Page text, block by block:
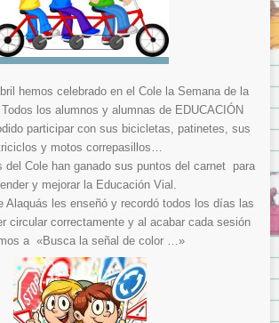
menjador.
a «Itaca Familia»
de Dades.
hemos celebrado en el Cole la Semana de la
los alumnos y alumnas de EDUCACIÓN
participar con sus bicicletas, patinetes, sus
y motos correpasillos…
del Cole han ganado sus puntos del carnet para
y mejorar la Educación Vial.
Alaquás les enseñó y recordó todos los días las
circular correctamente y al acabar cada sesión
a «Busca la señal de color …»